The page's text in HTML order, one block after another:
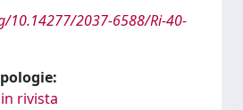
10.14277/2037-6588/Ri-40-
rivista